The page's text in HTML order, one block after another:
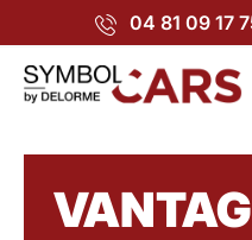
04 81 09 17